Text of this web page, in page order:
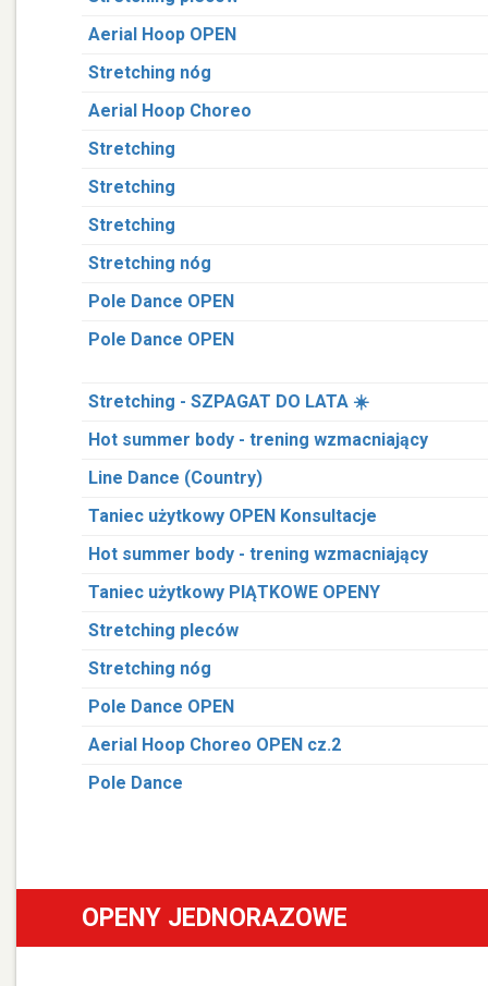
Aerial Hoop OPEN
Stretching nóg
Aerial Hoop Choreo
Stretching
Stretching
Stretching
Stretching nóg
Pole Dance OPEN
Pole Dance OPEN
Stretching - SZPAGAT DO LATA ☀️
Hot summer body - trening wzmacniający
Line Dance (Country)
Taniec użytkowy OPEN Konsultacje
Hot summer body - trening wzmacniający
Taniec użytkowy PIĄTKOWE OPENY
Stretching pleców
Stretching nóg
Pole Dance OPEN
Aerial Hoop Choreo OPEN cz.2
Pole Dance
OPENY JEDNORAZOWE